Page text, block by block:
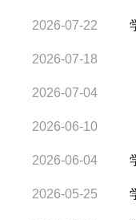
2026-07-22
2026-07-18
2026-07-04
2026-06-10
2026-06-04
2026-05-25